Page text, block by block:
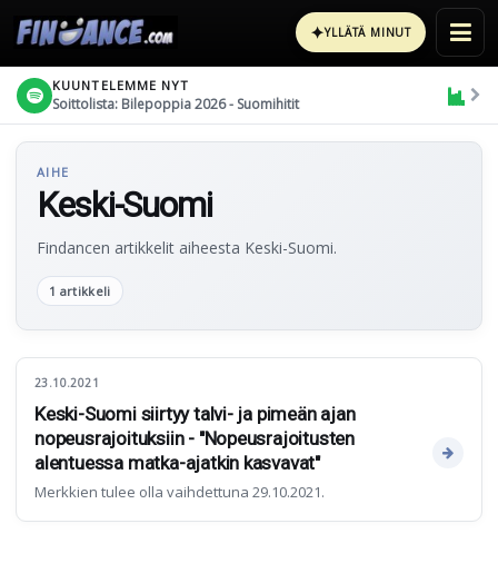
✦YLLÄTÄ MINUT
KUUNTELEMME NYT
Soittolista: Bilepoppia 2026 - Suomihitit
AIHE
Keski-Suomi
Findancen artikkelit aiheesta Keski-Suomi.
1 artikkeli
23.10.2021
Keski-Suomi siirtyy talvi- ja pimeän ajan
nopeusrajoituksiin - "Nopeusrajoitusten
alentuessa matka-ajatkin kasvavat"
Merkkien tulee olla vaihdettuna 29.10.2021.